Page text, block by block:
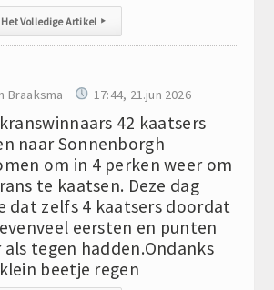
Het Volledige Artikel ▸
Braaksma 17:44, 21.jun 2026
42 kaatsers
naar Sonnenborgh
om in 4 perken weer om
te kaatsen. Deze dag
dat zelfs 4 kaatsers doordat
eersten en punten
als tegen hadden.Ondanks
beetje regen